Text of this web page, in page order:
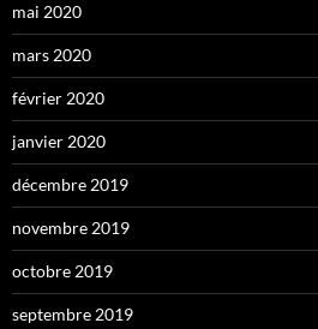
mai 2020
mars 2020
février 2020
janvier 2020
décembre 2019
novembre 2019
octobre 2019
septembre 2019